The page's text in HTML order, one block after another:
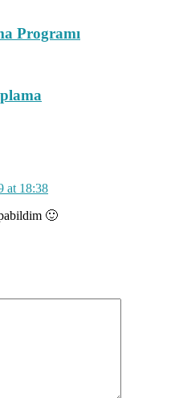
Programı
at 18:38
🙂